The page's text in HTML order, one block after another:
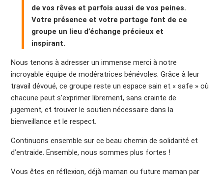
de vos rêves et parfois aussi de vos peines.
Votre présence et votre partage font de ce
groupe un lieu d’échange précieux et
inspirant.
Nous tenons à adresser un immense merci à notre
incroyable équipe de modératrices bénévoles. Grâce à leur
travail dévoué, ce groupe reste un espace sain et « safe » où
chacune peut s’exprimer librement, sans crainte de
jugement, et trouver le soutien nécessaire dans la
bienveillance et le respect.
Continuons ensemble sur ce beau chemin de solidarité et
d’entraide. Ensemble, nous sommes plus fortes !
Vous êtes en réflexion, déjà maman ou future maman par